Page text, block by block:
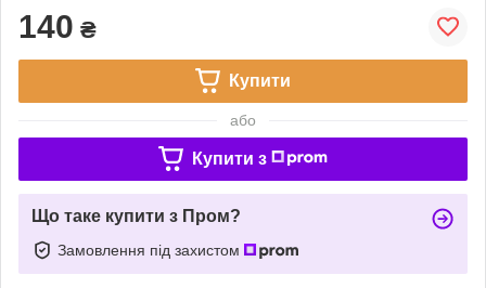
140 ₴
Купити
або
Купити з
Що таке купити з Пром?
Замовлення під захистом